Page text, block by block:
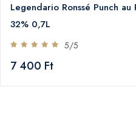
Legendario Ronssé Punch au
32% 0,7L
5/5
7 400 Ft